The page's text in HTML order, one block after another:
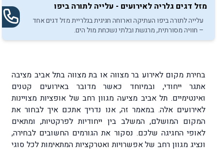
מזל דגים גלריה לאירועים - עלייה לתורה ביפו
עלייה לתורה ביפו העתיקה וארוחה חגיגית בגלריית מזל דגים אחד
– חוויה מסורתית, מרגשת ובלתי נשכחת מול הים.
בחירת מקום לאירוע בר מצווה או בת מצווה בתל אביב מציבה
אתגר ייחודי, ובמיוחד כאשר מדובר באירועים קטנים
ואינטימיים. תל אביב מציעה מגוון רחב של אופציות מצויינות
לאירועים אלה. במאמר זה, אנו נדריך אתכם איך לבחור את
המקום המושלם, המשלב בין ייחודיות לפרקטיות, ומתאים
לאופי החגיגה שלכם. נסקור את הגורמים החשובים לבחירה,
ונציג מגוון רחב של אפשרויות ואטרקציות המתאימות לכל סוגי